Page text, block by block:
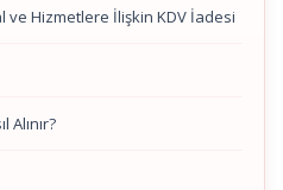
ve Hizmetlere İlişkin KDV İadesi
Alınır?